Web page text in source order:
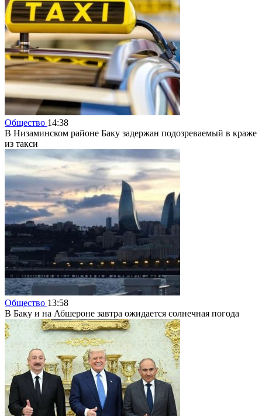
Общество 14:38
В Низаминском районе Баку задержан подозреваемый в краже
из такси
Общество 13:58
В Баку и на Абшероне завтра ожидается солнечная погода